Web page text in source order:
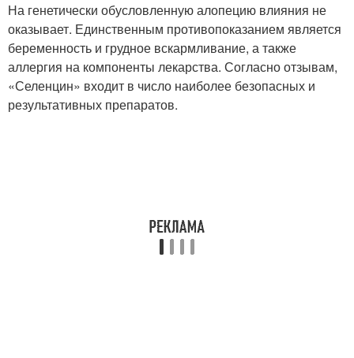
На генетически обусловленную алопецию влияния не
оказывает. Единственным противопоказанием является
беременность и грудное вскармливание, а также
аллергия на компоненты лекарства. Согласно отзывам,
«Селенцин» входит в число наиболее безопасных и
результативных препаратов.